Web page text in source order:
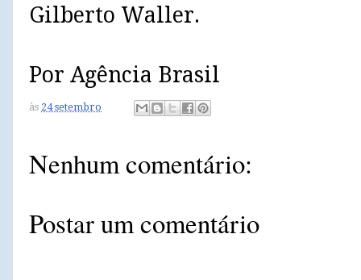
Gilberto Waller.
Por Agência Brasil
às 24 setembro
Nenhum comentário:
Postar um comentário